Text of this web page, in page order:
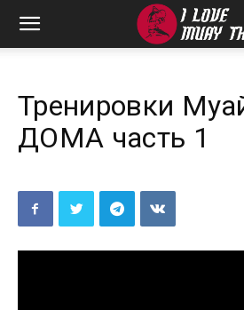
Тренировки
ДОМА часть 1